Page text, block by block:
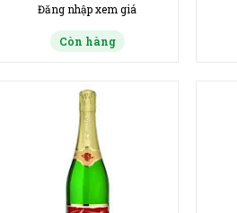
Đăng nhập xem giá
Còn hàng